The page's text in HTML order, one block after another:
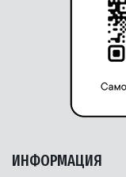
ИНФОРМАЦИЯ